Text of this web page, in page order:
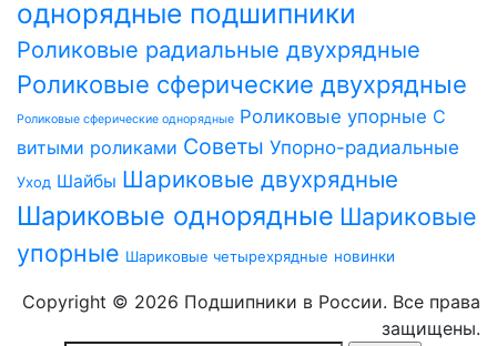
однорядные подшипники
Роликовые радиальные двухрядные
Роликовые сферические двухрядные
Роликовые сферические однорядные Роликовые упорные С
витыми роликами Советы Упорно-радиальные
Уход Шайбы Шариковые двухрядные
Шариковые однорядные Шариковые
упорные Шариковые четырехрядные новинки
Copyright © 2026 Подшипники в России. Все права
защищены.